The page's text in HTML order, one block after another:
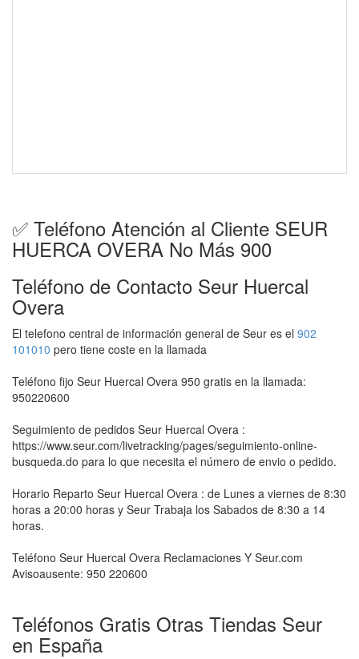
✅ Teléfono Atención al Cliente SEUR
HUERCA OVERA No Más 900
Teléfono de Contacto Seur Huercal
Overa
El telefono central de información general de Seur es el 902
101010 pero tiene coste en la llamada
Teléfono fijo Seur Huercal Overa 950 gratis en la llamada:
950220600
Seguimiento de pedidos Seur Huercal Overa :
https://www.seur.com/livetracking/pages/seguimiento-online-
busqueda.do para lo que necesita el número de envio o pedido.
Horario Reparto Seur Huercal Overa : de Lunes a viernes de 8:30
horas a 20:00 horas y Seur Trabaja los Sabados de 8:30 a 14
horas.
Teléfono Seur Huercal Overa Reclamaciones Y Seur.com
Avisoausente: 950 220600
Teléfonos Gratis Otras Tiendas Seur
en España